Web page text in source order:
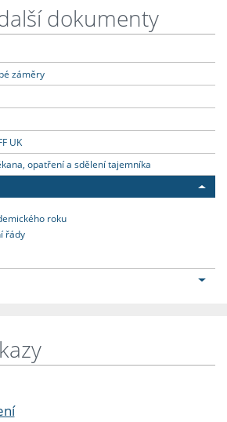
dokumenty
záměry
UK
opatření a sdělení tajemníka
roku
řády